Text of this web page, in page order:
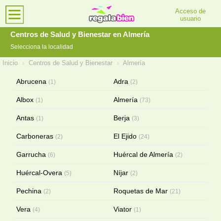
Acceso de
usuario
Centros de Salud y Bienestar en Almería
Selecciona la localidad
Inicio › Centros de Salud y Bienestar › Almería
Abrucena (1) Adra (2)
Albox (1) Almería (73)
Antas (1) Berja (3)
Carboneras (2) El Ejido (24)
Garrucha (6) Huércal de Almería (2)
Huércal-Overa (5) Níjar (2)
Pechina (2) Roquetas de Mar (21)
Vera (4) Viator (1)